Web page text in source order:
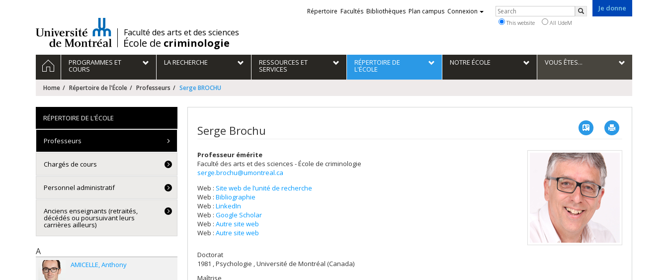
/Faculté des arts et des sciences
École de criminologie
Je donne
Liens
externes
Répertoire Facultés Bibliothèques Plan campus Connexion Rechercher
Search
This website All UdeM
Navigation
principale
HOMEPROGRAMMES ET
COURS
LA RECHERCHE RESSOURCES ET
SERVICES
RÉPERTOIRE DE
L'ÉCOLE
NOTRE ÉCOLE VOUS ÊTES...
Home Répertoire de l'École Professeurs Serge BROCHU
Serge Brochu Vcard
Professeur émérite
Faculté des arts et des sciences - École de criminologie
serge.brochu@umontreal.ca
Web : Site web de l’unité de recherche
Web : Bibliographie
Web : LinkedIn
Web : Google Scholar
Web : Autre site web
Web : Autre site web
Doctorat
1981 , Psychologie , Université de Montréal (Canada)
Maîtrise
RÉPERTOIRE DE L'ÉCOLE
Professeurs
Chargés de cours
Personnel administratif
Anciens enseignants (retraités,
décédés ou poursuivant leurs
carrières ailleurs)
A
AMICELLE Anthony